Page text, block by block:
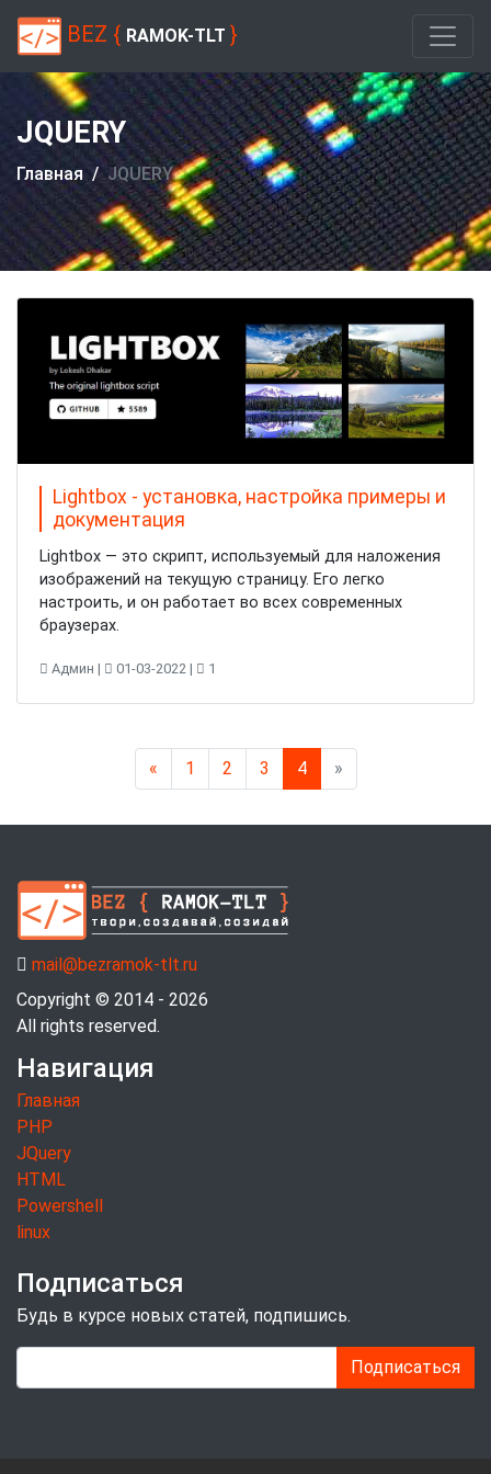
BEZ { RAMOK-TLT }
JQUERY
Главная JQUERY
Lightbox - установка, настройка примеры и
документация
Lightbox — это скрипт, используемый для наложения
изображений на текущую страницу. Его легко
настроить, и он работает во всех современных
браузерах.
Админ | 01-03-2022 | 1
«Previous
1 2 3 4 »Next
mail@bezramok-tlt.ru
Copyright © 2014 - 2026
All rights reserved.
Навигация
Главная
PHP
JQuery
HTML
Powershell
linux
Подписаться
Будь в курсе новых статей, подпишись.
Подписаться